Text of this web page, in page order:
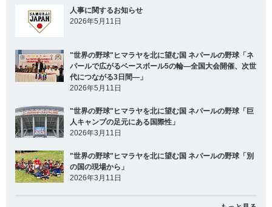
人事に関するお知らせ
2026年5月11日
"世界の野球"ヒマラヤを北に望む国 ネパールの野球「ネ
パールで広がるベースボール5の輪―全国大会開催、次世
代につながる3日間―」
2026年5月11日
"世界の野球"ヒマラヤを北に望む国 ネパールの野球「巨
人キャンプの足元にある国際性」
2026年3月11日
"世界の野球"ヒマラヤを北に望む国 ネパールの野球「別
の国の現場から」
2026年3月11日